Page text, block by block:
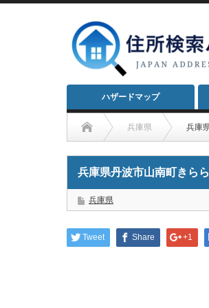
ハザードマップ
兵庫県 兵庫
兵庫県丹波市山南町きら
兵庫県
Tweet Share +1